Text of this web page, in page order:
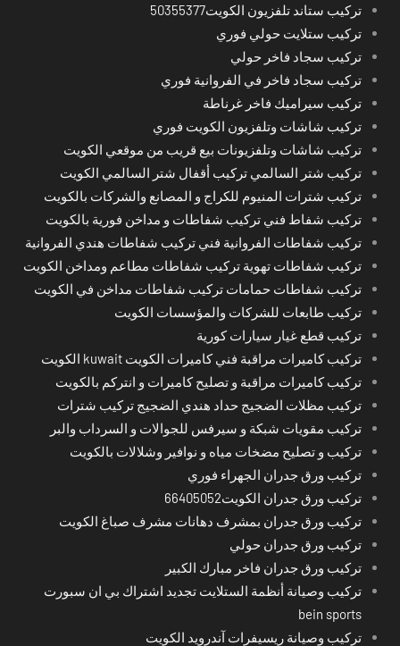
تركيب ستاند تلفزيون الكويت50355377
تركيب ستلايت حولي فوري
تركيب سجاد فاخر حولي
تركيب سجاد فاخر في الفروانية فوري
تركيب سيراميك فاخر غرناطة
تركيب شاشات وتلفزيون الكويت فوري
تركيب شاشات وتلفزيونات بيع قريب من موقعي الكويت
تركيب شتر السالمي تركيب أقفال شتر السالمي الكويت
تركيب شترات المنيوم للكراج و المصانع والشركات بالكويت
تركيب شفاط فني تركيب شفاطات و مداخن فورية بالكويت
تركيب شفاطات الفروانية فني تركيب شفاطات هندي الفروانية
تركيب شفاطات تهوية تركيب شفاطات مطاعم ومداخن الكويت
تركيب شفاطات حمامات تركيب شفاطات مداخن في الكويت
تركيب طابعات للشركات والمؤسسات الكويت
تركيب قطع غيار سيارات كورية
تركيب كاميرات مراقبة فني كاميرات الكويت kuwait الكويت
تركيب كاميرات مراقبة و تصليح كاميرات و انتركم بالكويت
تركيب مظلات الضجيج حداد هندي الضجيج تركيب شترات
تركيب مقويات شبكة و سيرفس للجوالات و السرداب والبر
تركيب و تصليح مضخات مياه و نوافير وشلالات بالكويت
تركيب ورق جدران الجهراء فوري
تركيب ورق جدران الكويت66405052
تركيب ورق جدران بمشرف دهانات مشرف صباغ الكويت
تركيب ورق جدران حولي
تركيب ورق جدران فاخر مبارك الكبير
تركيب وصيانة أنظمة الستلايت تجديد اشتراك بي ان سبورت
bein sports
تركيب وصيانة ريسيفرات آندرويد الكويت